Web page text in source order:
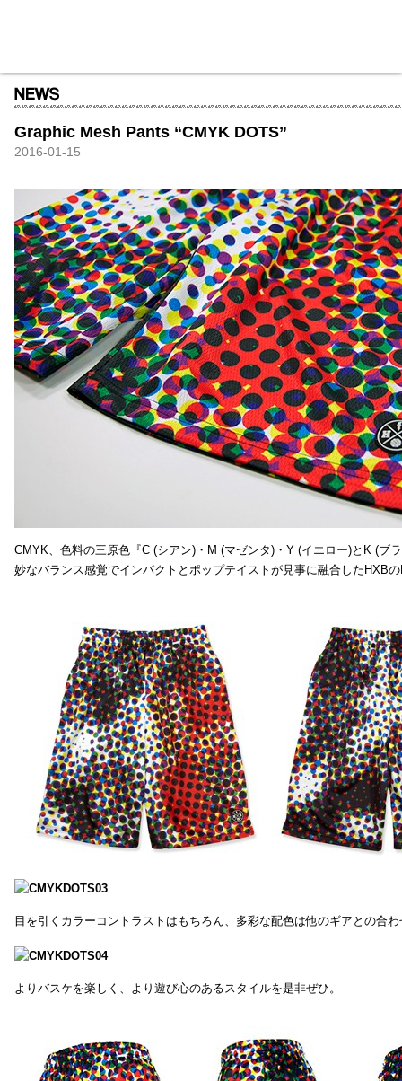
Graphic Mesh Pants “CMYK DOTS”
2016-01-15
CMYK、色料の三原色『C (シアン)・M (マゼンタ)・Y (イエロー)とK (ブ
妙なバランス感覚でインパクトとポップテイストが見事に融合したHXB
目を引くカラーコントラストはもちろん、多彩な配色は他のギアとの合
よりバスケを楽しく、より遊び心のあるスタイルを是非ぜひ。